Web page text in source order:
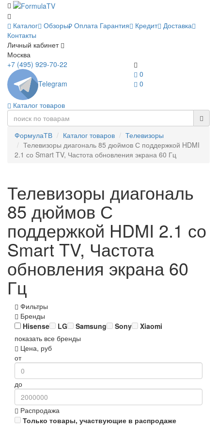
Каталог Обзоры Оплата Гарантия Кредит Доставка
Контакты
Личный кабинет
Москва
0
0
+7 (495) 929-70-22
Telegram
Каталог товаров
ФормулаТВ Каталог товаров
Телевизоры
Телевизоры диагональ 85 дюймов С поддержкой HDMI
2.1 со Smart TV, Частота обновления экрана 60 Гц
Телевизоры диагональ
85 дюймов С
поддержкой HDMI 2.1 со
Smart TV, Частота
обновления экрана 60
Гц
Фильтры
Бренды
Hisense
LG Samsung Sony
Xiaomi
показать все бренды
Цена, руб
от
до
Распродажа
Только товары, участвующие в распродаже